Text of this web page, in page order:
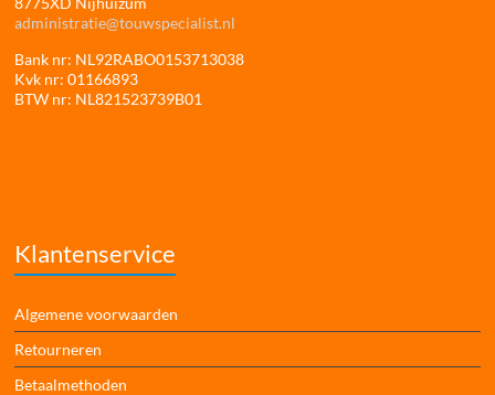
administratie@touwspecialist.nl
Bank nr: NL92RABO0153713038
Kvk nr: 01166893
BTW nr: NL821523739B01
Klantenservice
Algemene voorwaarden
Retourneren
Betaalmethoden